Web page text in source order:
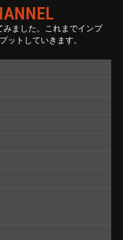
みました。これまでインプ
ットしていきます。